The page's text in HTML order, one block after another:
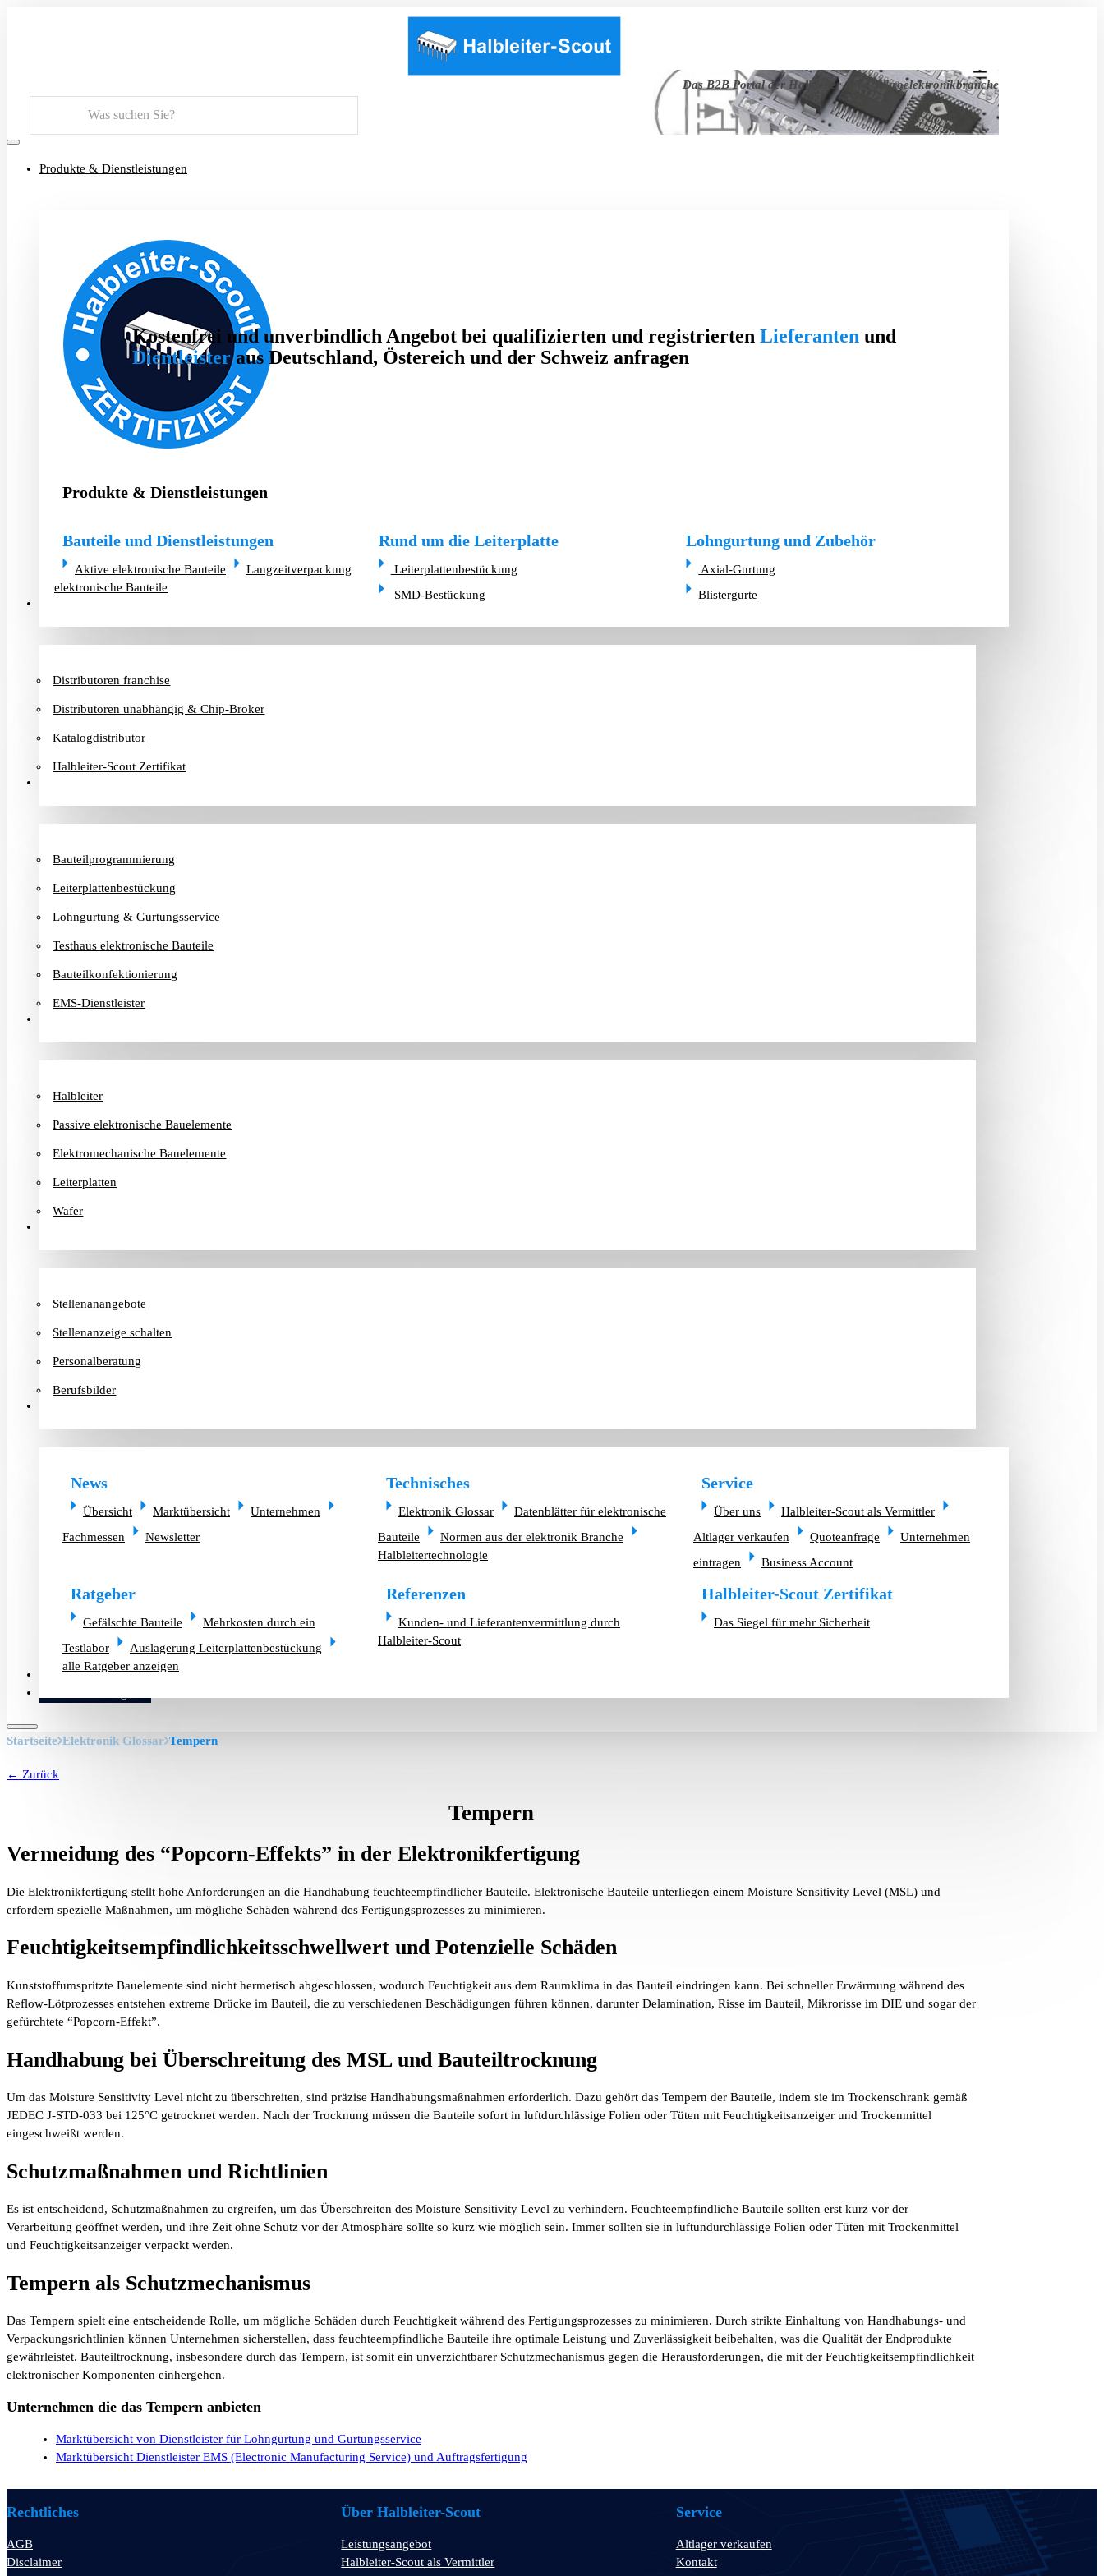
Das B2B Portal der Halbleiter- und Mikroelektronikbranche
Produkte & Dienstleistungen
Kostenfrei und unverbindlich Angebot bei qualifizierten und registrierten Lieferanten und
Dientleisteraus Deutschland, Östereich und der Schweiz anfragen
Produkte & Dienstleistungen
Bauteile und Dienstleistungen
Aktive elektronische Bauteile
Langzeitverpackung
elektronische Bauteile
Rund um die Leiterplatte
Leiterplattenbestückung
SMD-Bestückung
Lohngurtung und Zubehör
Axial-Gurtung
Blistergurte
Distributoren franchise
Distributoren unabhängig & Chip-Broker
Katalogdistributor
Halbleiter-Scout Zertifikat
Bauteilprogrammierung
Leiterplattenbestückung
Lohngurtung & Gurtungsservice
Testhaus elektronische Bauteile
Bauteilkonfektionierung
EMS-Dienstleister
Halbleiter
Passive elektronische Bauelemente
Elektromechanische Bauelemente
Leiterplatten
Wafer
Stellenanangebote
Stellenanzeige schalten
Personalberatung
Berufsbilder
News
Übersicht Marktübersicht
Unternehmen
Fachmessen
Newsletter
Technisches
Elektronik Glossar
Datenblätter für elektronische
Bauteile
Normen aus der elektronik Branche
Halbleitertechnologie
Service
Über uns
Halbleiter-Scout als Vermittler
Altlager verkaufen
Quoteanfrage
Unternehmen
eintragen
Business Account
Ratgeber
Gefälschte Bauteile
Mehrkosten durch ein
Testlabor
Auslagerung Leiterplattenbestückung
alle Ratgeber anzeigen
Referenzen
Kunden- und Lieferantenvermittlung durch
Halbleiter-Scout
Halbleiter-Scout Zertifikat
Das Siegel für mehr Sicherheit
Altlager verkaufen
Startseite Elektronik Glossar Tempern
← Zurück
Tempern
Vermeidung des “Popcorn-Effekts” in der Elektronikfertigung
Die Elektronikfertigung stellt hohe Anforderungen an die Handhabung feuchteempfindlicher Bauteile. Elektronische Bauteile unterliegen einem Moisture Sensitivity Level (MSL) und
erfordern spezielle Maßnahmen, um mögliche Schäden während des Fertigungsprozesses zu minimieren.
Feuchtigkeitsempfindlichkeitsschwellwert und Potenzielle Schäden
Kunststoffumspritzte Bauelemente sind nicht hermetisch abgeschlossen, wodurch Feuchtigkeit aus dem Raumklima in das Bauteil eindringen kann. Bei schneller Erwärmung während des
Reflow-Lötprozesses entstehen extreme Drücke im Bauteil, die zu verschiedenen Beschädigungen führen können, darunter Delamination, Risse im Bauteil, Mikrorisse im DIE und sogar der
gefürchtete “Popcorn-Effekt”.
Handhabung bei Überschreitung des MSL und Bauteiltrocknung
Um das Moisture Sensitivity Level nicht zu überschreiten, sind präzise Handhabungsmaßnahmen erforderlich. Dazu gehört das Tempern der Bauteile, indem sie im Trockenschrank gemäß
JEDEC J-STD-033 bei 125°C getrocknet werden. Nach der Trocknung müssen die Bauteile sofort in luftdurchlässige Folien oder Tüten mit Feuchtigkeitsanzeiger und Trockenmittel
eingeschweißt werden.
Schutzmaßnahmen und Richtlinien
Es ist entscheidend, Schutzmaßnahmen zu ergreifen, um das Überschreiten des Moisture Sensitivity Level zu verhindern. Feuchteempfindliche Bauteile sollten erst kurz vor der
Verarbeitung geöffnet werden, und ihre Zeit ohne Schutz vor der Atmosphäre sollte so kurz wie möglich sein. Immer sollten sie in luftundurchlässige Folien oder Tüten mit Trockenmittel
und Feuchtigkeitsanzeiger verpackt werden.
Tempern als Schutzmechanismus
Das Tempern spielt eine entscheidende Rolle, um mögliche Schäden durch Feuchtigkeit während des Fertigungsprozesses zu minimieren. Durch strikte Einhaltung von Handhabungs- und
Verpackungsrichtlinien können Unternehmen sicherstellen, dass feuchteempfindliche Bauteile ihre optimale Leistung und Zuverlässigkeit beibehalten, was die Qualität der Endprodukte
gewährleistet. Bauteiltrocknung, insbesondere durch das Tempern, ist somit ein unverzichtbarer Schutzmechanismus gegen die Herausforderungen, die mit der Feuchtigkeitsempfindlichkeit
elektronischer Komponenten einhergehen.
Unternehmen die das Tempern anbieten
Marktübersicht von Dienstleister für Lohngurtung und Gurtungsservice
Marktübersicht Dienstleister EMS (Electronic Manufacturing Service) und Auftragsfertigung
Rechtliches
AGB
Disclaimer
Über Halbleiter-Scout
Leistungsangebot
Halbleiter-Scout als Vermittler
Service
Altlager verkaufen
Kontakt